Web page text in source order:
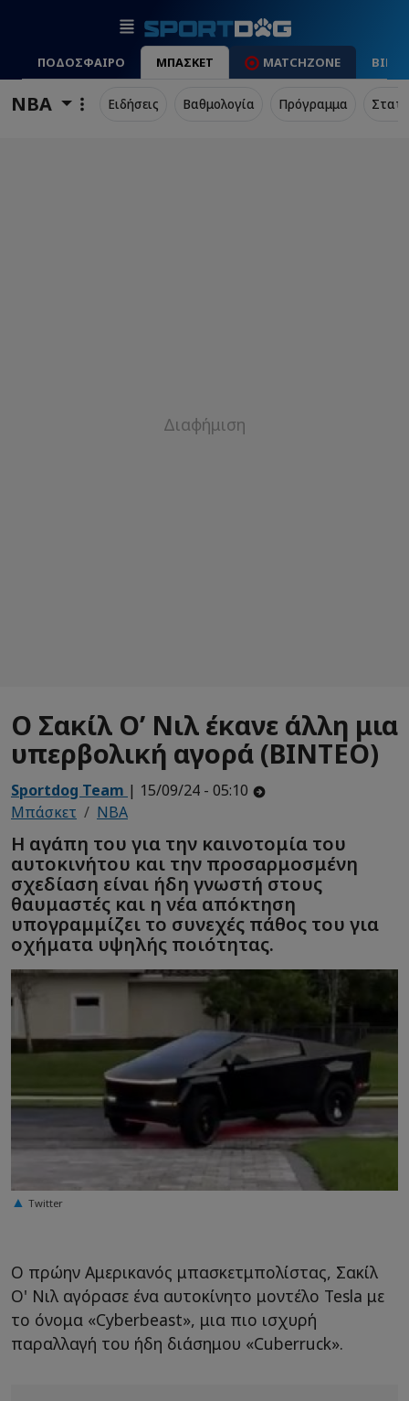
ΠΟΔΟΣΦΑΙΡΟ ΜΠΑΣΚΕΤ MATCHZONE
NBA Ειδήσεις Βαθμολογία Πρόγραμμα
Ο Σακίλ Ο’ Νιλ έκανε άλλη μια
υπερβολική αγορά (ΒΙΝΤΕΟ)
Sportdog Team | 15/09/24 - 05:10
Μπάσκετ
NBA
Η αγάπη του για την καινοτομία του
αυτοκινήτου και την προσαρμοσμένη
σχεδίαση είναι ήδη γνωστή στους
θαυμαστές και η νέα απόκτηση
υπογραμμίζει το συνεχές πάθος του για
οχήματα υψηλής ποιότητας.
Twitter
Ο πρώην Αμερικανός μπασκετμπολίστας, Σακίλ
Ο' Νιλ αγόρασε ένα αυτοκίνητο μοντέλο Tesla με
το όνομα «Cyberbeast», μια πιο ισχυρή
παραλλαγή του ήδη διάσημου «Cuberruck».